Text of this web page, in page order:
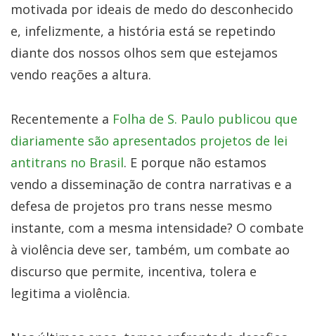
motivada por ideais de medo do desconhecido
e, infelizmente, a história está se repetindo
diante dos nossos olhos sem que estejamos
vendo reações a altura.
Recentemente a Folha de S. Paulo publicou que
diariamente são apresentados projetos de lei
antitrans no Brasil. E porque não estamos
vendo a disseminação de contra narrativas e a
defesa de projetos pro trans nesse mesmo
instante, com a mesma intensidade? O combate
à violência deve ser, também, um combate ao
discurso que permite, incentiva, tolera e
legitima a violência.